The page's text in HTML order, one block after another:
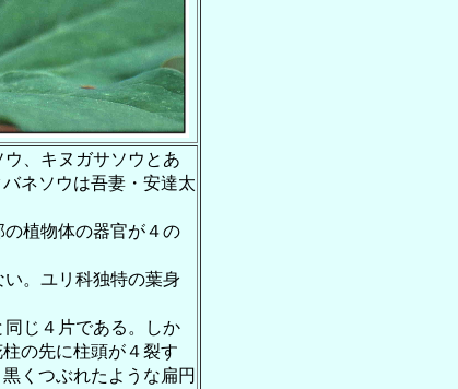
、キヌガサソウとあ
ネソウは吾妻・安達太
植物体の器官が４の
。ユリ科独特の葉身
じ４片である。しか
の先に柱頭が４裂す
くつぶれたような扁円